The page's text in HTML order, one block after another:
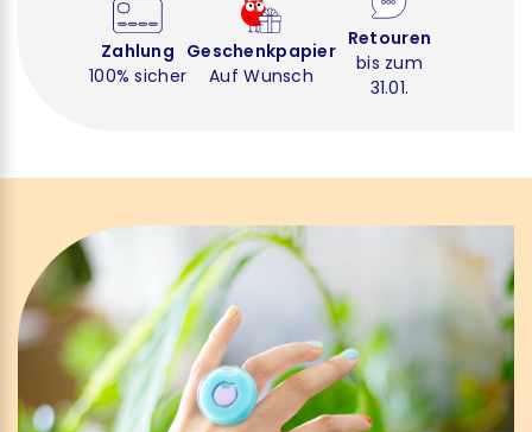
Zahlung
100% sicher
Geschenkpapier
Auf Wunsch
Retouren
bis zum
31.01.